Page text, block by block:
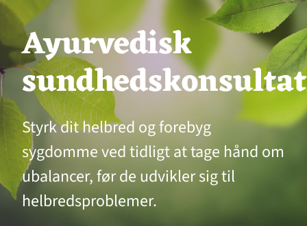
Ayurvedisk
Styrk dit helbred og forebyg
sygdomme ved tidligt at tage hånd om
ubalancer, før de udvikler sig til
helbredsproblemer.